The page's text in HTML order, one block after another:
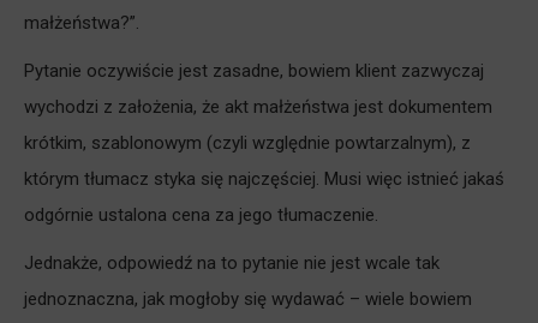
małżeństwa?”.
Pytanie oczywiście jest zasadne, bowiem klient zazwyczaj
wychodzi z założenia, że akt małżeństwa jest dokumentem
krótkim, szablonowym (czyli względnie powtarzalnym), z
którym tłumacz styka się najczęściej. Musi więc istnieć jakaś
odgórnie ustalona cena za jego tłumaczenie.
Jednakże, odpowiedź na to pytanie nie jest wcale tak
jednoznaczna, jak mogłoby się wydawać – wiele bowiem